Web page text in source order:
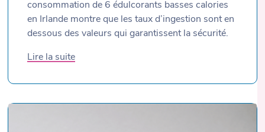
consommation de 6 édulcorants basses calories
en Irlande montre que les taux d’ingestion sont en
dessous des valeurs qui garantissent la sécurité.
Lire la suite